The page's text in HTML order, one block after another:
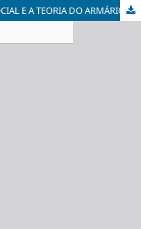
INTERSEÇÃO ENTRE O SERVIÇO SOCIAL E A TEORIA DO ARMÁRIO SOBRE VIVÊNCIAS DE SEXUALIDADE DIVERSA